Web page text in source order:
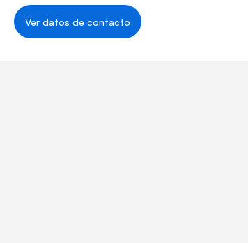
Ver datos de contacto